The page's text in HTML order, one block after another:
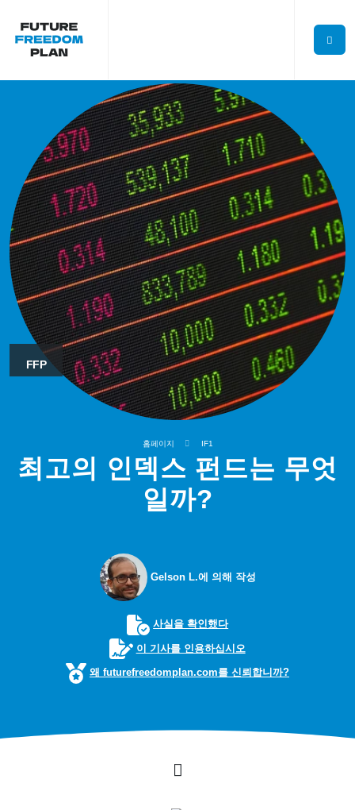
FFP
홈페이지 IF1
최고의 인덱스 펀드는 무엇
일까?
Gelson L.에 의해 작성
사실을 확인했다
이 기사를 인용하십시오
왜 futurefreedomplan.com를 신뢰합니까?